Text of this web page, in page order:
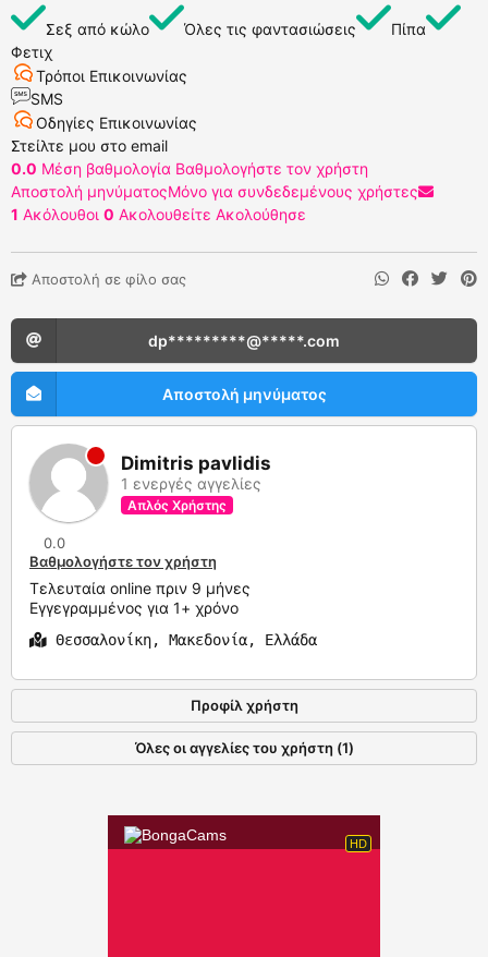
Σεξ από κώλο Όλες τις φαντασιώσεις
Πίπα
Φετιχ
Τρόποι Επικοινωνίας
SMS
Οδηγίες Επικοινωνίας
Στείλτε μου στο email
0.0 Μέση βαθμολογία Βαθμολογήστε τον χρήστη
Αποστολή μηνύματοςΜόνο για συνδεδεμένους χρήστες
1 Ακόλουθοι 0 Ακολουθείτε Ακολούθησε
Αποστολή σε φίλο σας
dp*********@*****.com
Αποστολή μηνύματος
Dimitris pavlidis
1 ενεργές αγγελίες
Απλός Χρήστης
0.0
Βαθμολογήστε τον χρήστη
Τελευταία online πριν 9 μήνες
Εγγεγραμμένος για 1+ χρόνο
Θεσσαλονίκη, Μακεδονία, Ελλάδα
Προφίλ χρήστη
Όλες οι αγγελίες του χρήστη (1)